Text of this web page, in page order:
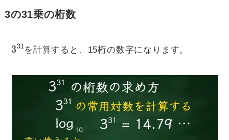
3の31乗の桁数
331
を計算すると、15桁の数字になります。